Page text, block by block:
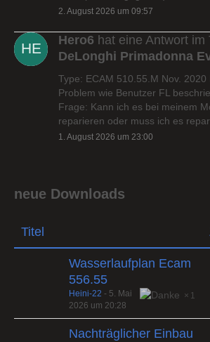
2. August 2026 um 09:57
Hero6 hat eine Antwort im
DeLonghi Primadonna
Type: ECAM 510.55.M Nov.
Problem wie Benutzer FL
Frage: Kann ich es bei meinem
reparieren oder muss ich es
1. August 2026 um 23:00
neue Downloads
Titel
Wasserlaufplan Ecam
556.55
1
Heini-22 - 5. Mai
2026 um 20:28
Nachträglicher Einbau